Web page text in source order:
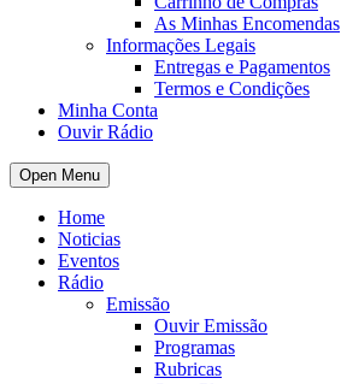
As Minhas Encomendas
Informações Legais
Entregas e Pagamentos
Termos e Condições
Minha Conta
Ouvir Rádio
Open Menu
Home
Noticias
Eventos
Rádio
Emissão
Ouvir Emissão
Programas
Rubricas